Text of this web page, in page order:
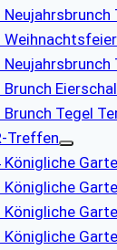
Tegel
Treffen
Königliche
Königliche
Königliche
Königliche